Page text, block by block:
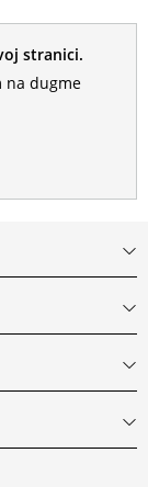
stranici.
na dugme